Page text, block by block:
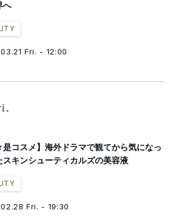
へ
Fri. - 12:00
是コスメ】海外ドラマで観てから気になっ
スキンシューティカルズの美容液
Fri. - 19:30